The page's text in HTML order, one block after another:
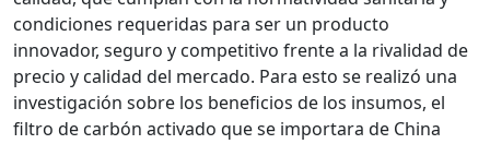
condiciones requeridas para ser un producto
innovador, seguro y competitivo frente a la rivalidad de
precio y calidad del mercado. Para esto se realizó una
investigación sobre los beneficios de los insumos, el
filtro de carbón activado que se importara de China